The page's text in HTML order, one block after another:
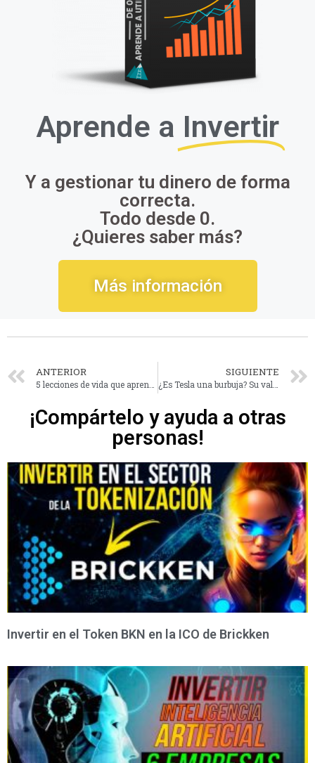
Aprende a Invertir
Y a gestionar tu dinero de forma
correcta.
Todo desde 0.
¿Quieres saber más?
Más información
ANTERIOR SIGUIENTE
¡Compártelo y ayuda a otras
personas!
Invertir en el Token BKN en la ICO de Brickken